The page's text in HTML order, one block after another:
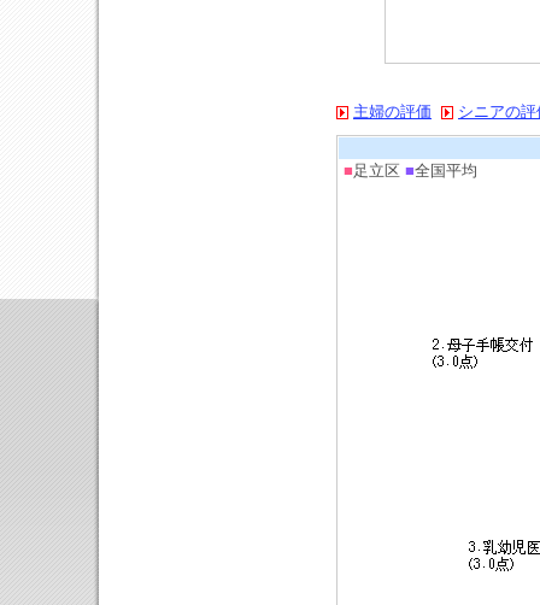
主婦の評価 シニアの評
■足立区 ■全国平均